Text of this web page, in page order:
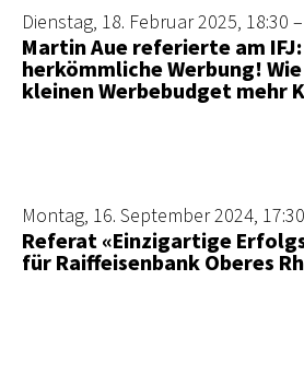
Dienstag, 18. Februar 2025, 18:30
Martin Aue referierte am
herkömmliche Werbung!
kleinen Werbebudget mehr
Montag, 16. September 2024,
Referat «Einzigartige
für Raiffeisenbank Oberes